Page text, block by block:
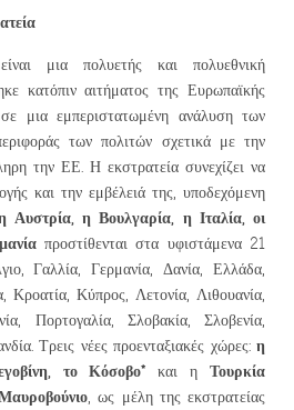
μια πολυετής και πολυεθνική
κατόπιν αιτήματος της Ευρωπαϊκής
σε μια εμπεριστατωμένη ανάλυση των
των πολιτών σχετικά με την
την ΕΕ. Η εκστρατεία συνεχίζει να
και την εμβέλειά της, υποδεχόμενη
Αυστρία, η Βουλγαρία, η Ιταλία, οι
προστίθενται στα υφιστάμενα 21
Γαλλία, Γερμανία, Δανία, Ελλάδα,
Κροατία, Κύπρος, Λετονία, Λιθουανία,
Πορτογαλία, Σλοβακία, Σλοβενία,
Τρεις νέες προενταξιακές χώρες: η
το Κόσοβο* και ηΤουρκία
, ως μέλη της εκστρατείας